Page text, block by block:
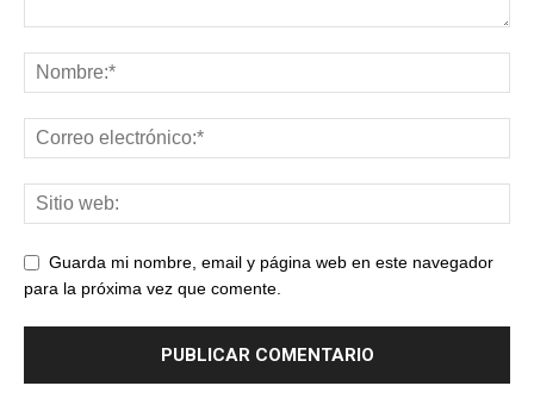
Guarda mi nombre, email y página web en este navegador
para la próxima vez que comente.